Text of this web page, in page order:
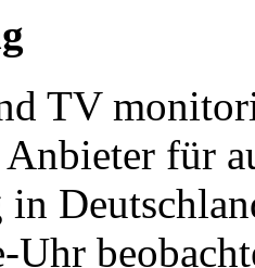
TV
Anbieter für
in